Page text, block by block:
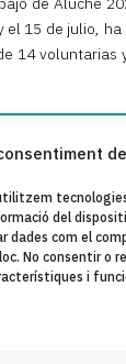
del
dades com el
No consentir o
i
el 15 de julio,
14 voluntarias